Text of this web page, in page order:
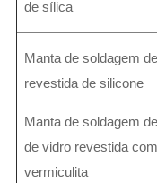
de sílica
Manta de soldagem
revestida de silicone
Manta de soldagem
de vidro revestida com
vermiculita